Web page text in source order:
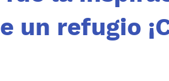
un refugio